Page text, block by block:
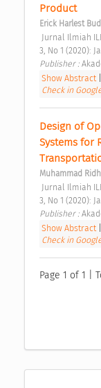
Product
Erick Harlest
3, No 1 (2020):
Publisher :
Show Abstract|
Check in
Design of
Systems for
Muhammad
3, No 1 (2020):
Publisher :
Show Abstract|
Check in
Page 1 of 1 |